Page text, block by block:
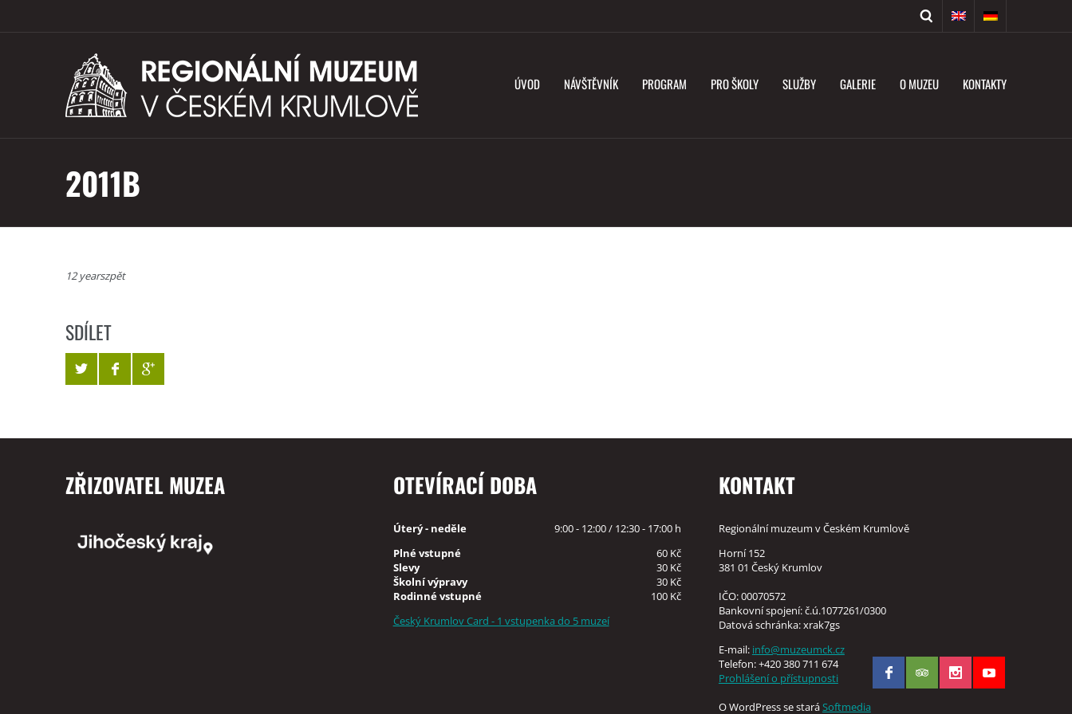
ÚVOD NÁVŠTĚVNÍK PROGRAM PRO ŠKOLY SLUŽBY GALERIE O MUZEU KONTAKTY
2011B
12 yearszpět
SDÍLET
ZŘIZOVATEL MUZEA OTEVÍRACÍ DOBA
Úterý - neděle
9:00 - 12:00 / 12:30 - 17:00 h
Plné vstupné
60 Kč
Slevy
30 Kč
Školní výpravy
30 Kč
Rodinné vstupné
100 Kč
Český Krumlov Card - 1 vstupenka do 5 muzeí
KONTAKT
Regionální muzeum v Českém Krumlově
Horní 152
381 01 Český Krumlov
IČO: 00070572
Bankovní spojení: č.ú.1077261/0300
Datová schránka: xrak7gs
E-mail: info@muzeumck.cz
Telefon: +420 380 711 674
Prohlášení o přístupnosti
O WordPress se staráSoftmedia